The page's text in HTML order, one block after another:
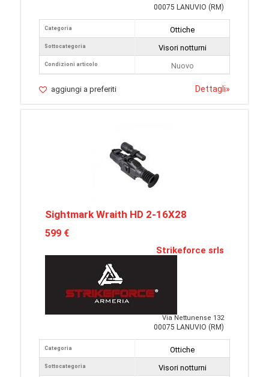
00075 LANUVIO (RM)
Categoria
Sottocategoria
Condizioni articolo
Ottiche
Visori notturni
Nuovo
aggiungi a preferiti Dettagli»
Sightmark Wraith HD 2-16X28
599 €
Strikeforce srls
Via Nettunense 132
00075 LANUVIO (RM)
Categoria
Sottocategoria
Ottiche
Visori notturni